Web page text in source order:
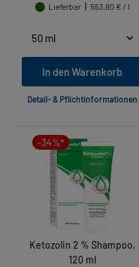
Lieferbar
553,80 € / l
In den Warenkorb
Detail- & Pflichtinformationen
-34%*
Ketozolin 2 % Shampoo,
120 ml